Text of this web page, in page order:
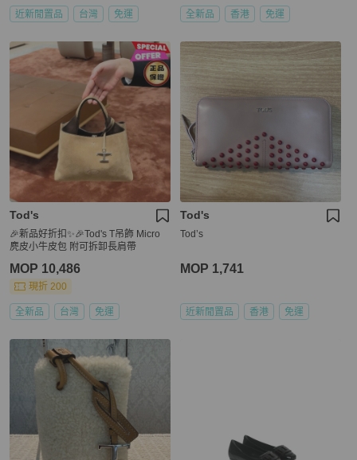
近新閒置品 台灣 免運 全新品 香港 免運
Tod's
🎉新品好折扣✨🎉Tod's T吊飾 Micro
麂皮小牛皮包 附可拆卸長肩帶
MOP 10,486
現折 200
全新品 台灣 免運
Tod's
Tod’s
MOP 1,741
近新閒置品 香港 免運